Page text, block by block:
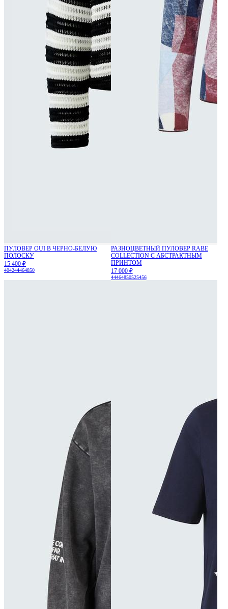
ПУЛОВЕР OUI В ЧЕРНО-БЕЛУЮ
ПОЛОСКУ
15 400 ₽
404244464850
РАЗНОЦВЕТНЫЙ ПУЛОВЕР RABE
COLLECTION С АБСТРАКТНЫМ
ПРИНТОМ
17 000 ₽
44464850525456